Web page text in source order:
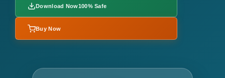
Download Now100% Safe
Buy Now